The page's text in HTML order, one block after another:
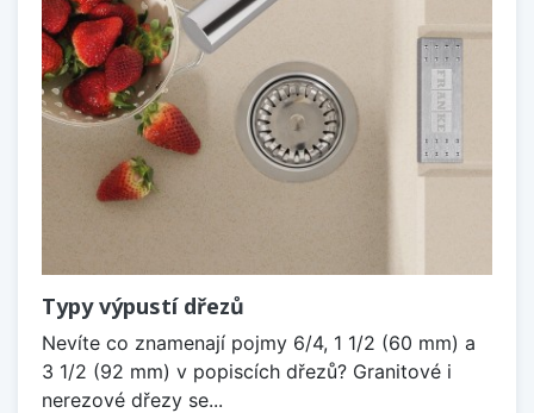
Typy výpustí dřezů
Nevíte co znamenají pojmy 6/4, 1 1/2 (60 mm) a
3 1/2 (92 mm) v popiscích dřezů? Granitové i
nerezové dřezy se...